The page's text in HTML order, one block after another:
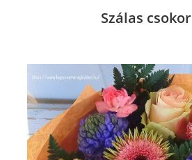
Szálas csokor